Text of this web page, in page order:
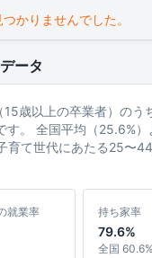
かりませんでした。
ータ
15歳以上の卒業者）のう
す。 全国平均（25.6%）
育て世代にあたる25〜
就業率 持ち家率
79.6%
全国 60.6%